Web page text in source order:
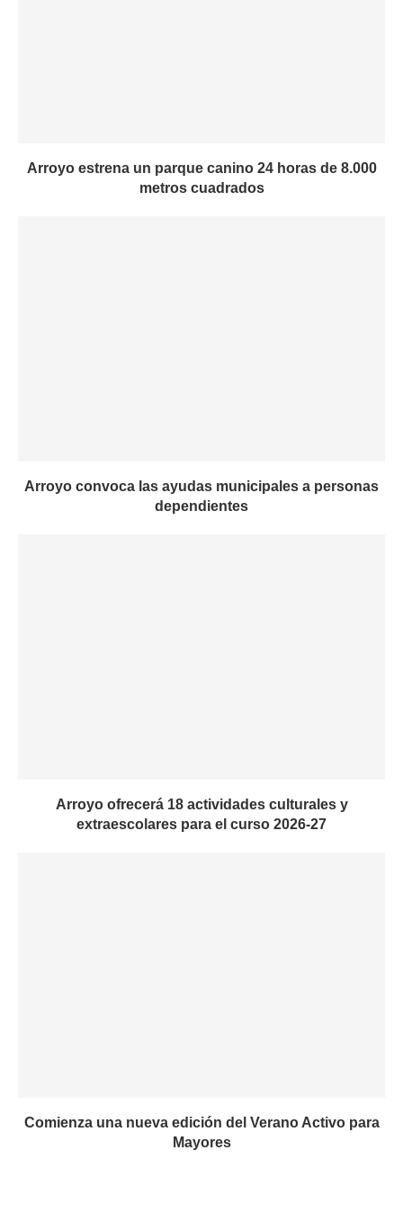
Arroyo estrena un parque canino 24 horas de 8.000
metros cuadrados
Arroyo convoca las ayudas municipales a personas
dependientes
Arroyo ofrecerá 18 actividades culturales y
extraescolares para el curso 2026-27
Comienza una nueva edición del Verano Activo para
Mayores